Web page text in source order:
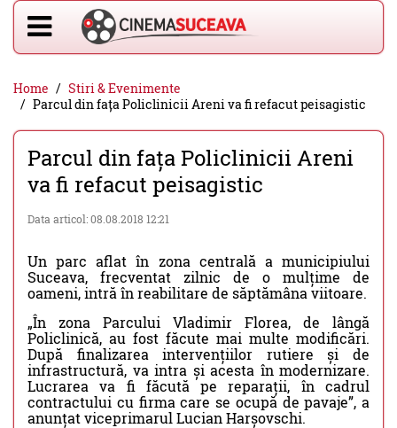
Home
Stiri & Evenimente
Parcul din fața Policlinicii Areni va fi refacut peisagistic
Parcul din fața Policlinicii Areni
va fi refacut peisagistic
Data articol: 08.08.2018 12:21
Un parc aflat în zona centrală a municipiului
Suceava, frecventat zilnic de o mulțime de
oameni, intră în reabilitare de săptămâna viitoare.
„În zona Parcului Vladimir Florea, de lângă
Policlinică, au fost făcute mai multe modificări.
După finalizarea intervențiilor rutiere și de
infrastructură, va intra și acesta în modernizare.
Lucrarea va fi făcută pe reparații, în cadrul
contractului cu firma care se ocupă de pavaje”, a
anunțat viceprimarul Lucian Harșovschi.